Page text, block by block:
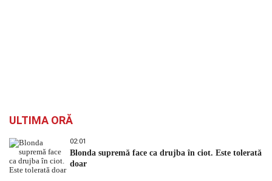
ULTIMA ORĂ
02:01
Blonda supremă face ca drujba în ciot. Este tolerată
doar